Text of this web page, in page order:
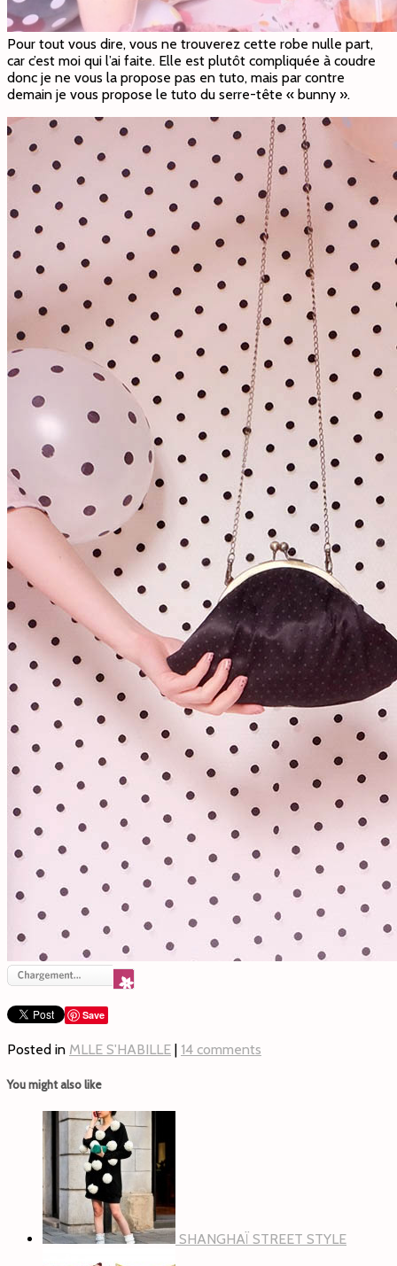
Pour tout vous dire, vous ne trouverez cette robe nulle part,
car c’est moi qui l’ai faite. Elle est plutôt compliquée à coudre
donc je ne vous la propose pas en tuto, mais par contre
demain je vous propose le tuto du serre-tête « bunny ».
Save
Posted in MLLE S'HABILLE | 14 comments
You might also like
SHANGHAÏ STREET STYLE